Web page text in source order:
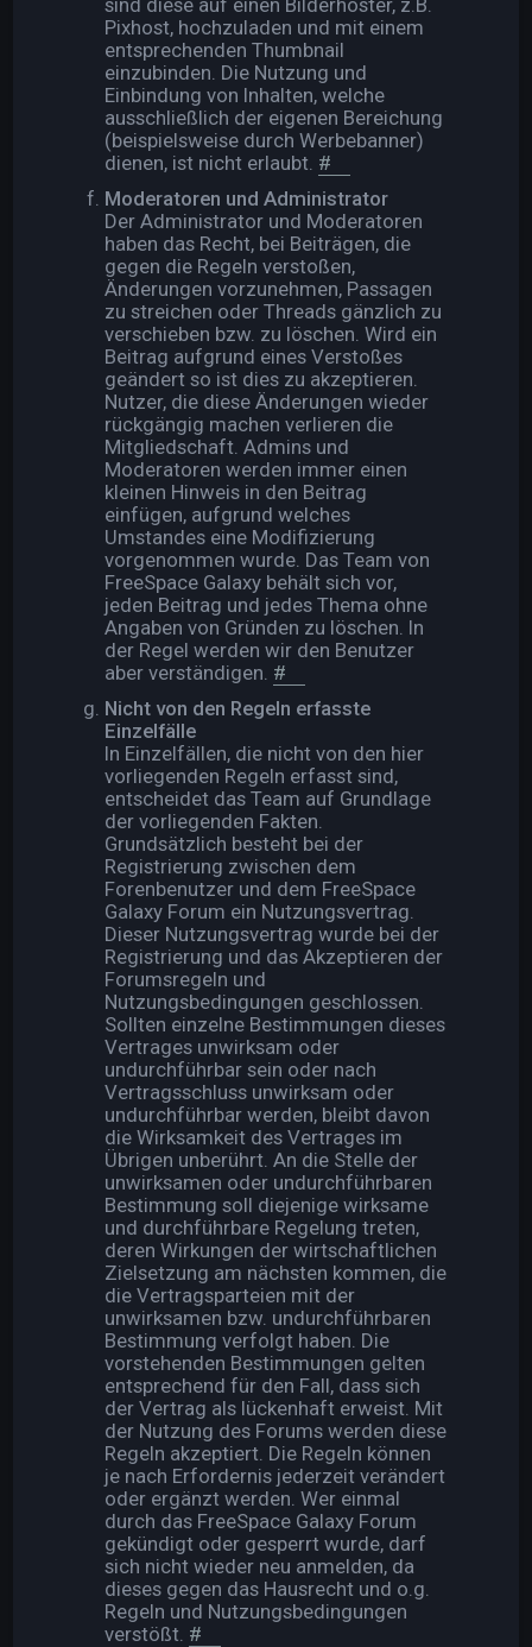
Pixhost, hochzuladen und mit einem
entsprechenden Thumbnail
einzubinden. Die Nutzung und
Einbindung von Inhalten, welche
ausschließlich der eigenen Bereichung
(beispielsweise durch Werbebanner)
dienen, ist nicht erlaubt. #
Moderatoren und Administrator
Der Administrator und Moderatoren
haben das Recht, bei Beiträgen, die
gegen die Regeln verstoßen,
Änderungen vorzunehmen, Passagen
zu streichen oder Threads gänzlich zu
verschieben bzw. zu löschen. Wird ein
Beitrag aufgrund eines Verstoßes
geändert so ist dies zu akzeptieren.
Nutzer, die diese Änderungen wieder
rückgängig machen verlieren die
Mitgliedschaft. Admins und
Moderatoren werden immer einen
kleinen Hinweis in den Beitrag
einfügen, aufgrund welches
Umstandes eine Modifizierung
vorgenommen wurde. Das Team von
FreeSpace Galaxy behält sich vor,
jeden Beitrag und jedes Thema ohne
Angaben von Gründen zu löschen. In
der Regel werden wir den Benutzer
aber verständigen. #
Nicht von den Regeln erfasste
Einzelfälle
In Einzelfällen, die nicht von den hier
vorliegenden Regeln erfasst sind,
entscheidet das Team auf Grundlage
der vorliegenden Fakten.
Grundsätzlich besteht bei der
Registrierung zwischen dem
Forenbenutzer und dem FreeSpace
Galaxy Forum ein Nutzungsvertrag.
Dieser Nutzungsvertrag wurde bei der
Registrierung und das Akzeptieren der
Forumsregeln und
Nutzungsbedingungen geschlossen.
Sollten einzelne Bestimmungen dieses
Vertrages unwirksam oder
undurchführbar sein oder nach
Vertragsschluss unwirksam oder
undurchführbar werden, bleibt davon
die Wirksamkeit des Vertrages im
Übrigen unberührt. An die Stelle der
unwirksamen oder undurchführbaren
Bestimmung soll diejenige wirksame
und durchführbare Regelung treten,
deren Wirkungen der wirtschaftlichen
Zielsetzung am nächsten kommen, die
die Vertragsparteien mit der
unwirksamen bzw. undurchführbaren
Bestimmung verfolgt haben. Die
vorstehenden Bestimmungen gelten
entsprechend für den Fall, dass sich
der Vertrag als lückenhaft erweist. Mit
der Nutzung des Forums werden diese
Regeln akzeptiert. Die Regeln können
je nach Erfordernis jederzeit verändert
oder ergänzt werden. Wer einmal
durch das FreeSpace Galaxy Forum
gekündigt oder gesperrt wurde, darf
sich nicht wieder neu anmelden, da
dieses gegen das Hausrecht und o.g.
Regeln und Nutzungsbedingungen
verstößt. #